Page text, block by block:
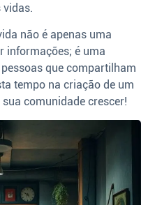
vidas.
não é apenas uma
informações; é uma
que compartilham
tempo na criação de um
comunidade crescer!